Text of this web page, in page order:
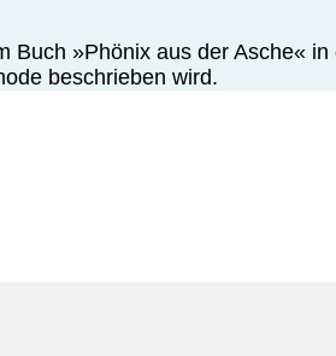
»Phönix aus der Asche«
beschrieben wird.